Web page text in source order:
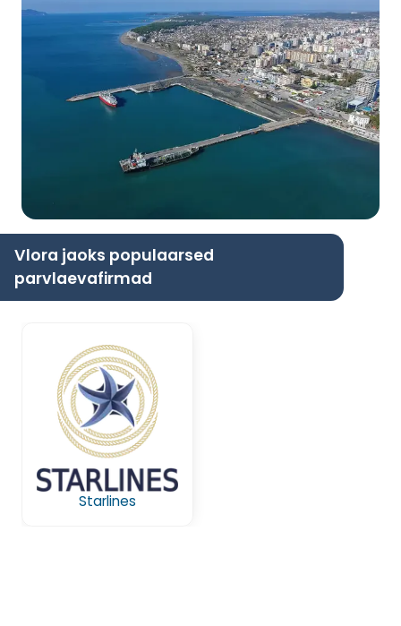
Vlora jaoks populaarsed
parvlaevafirmad
Starlines